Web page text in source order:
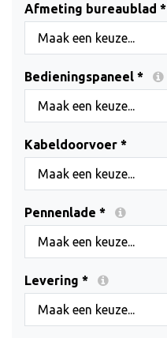
Afmeting bureaublad *
Maak een keuze...
Bedieningspaneel *
Maak een keuze...
Kabeldoorvoer *
Maak een keuze...
Pennenlade *
Maak een keuze...
Levering *
Maak een keuze...